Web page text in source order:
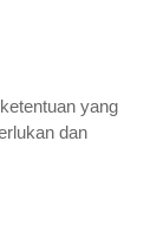
yang
dan